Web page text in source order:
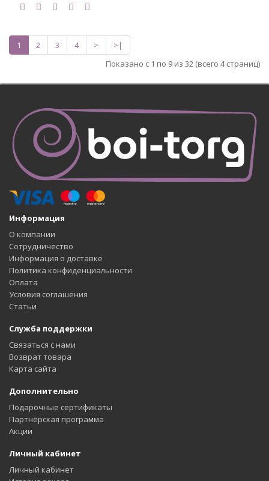
1 2 3 4 >
>|
Показано с 1 по 9 из 32 (всего 4 страниц)
Информация
О компании
Сотрудничество
Информация о доставке
Политика конфиденциальности
Оплата
Условия соглашения
Статьи
Служба поддержки
Связаться с нами
Возврат товара
Карта сайта
Дополнительно
Подарочные сертификаты
Партнёрская программа
Акции
Личный кабинет
Личный кабинет